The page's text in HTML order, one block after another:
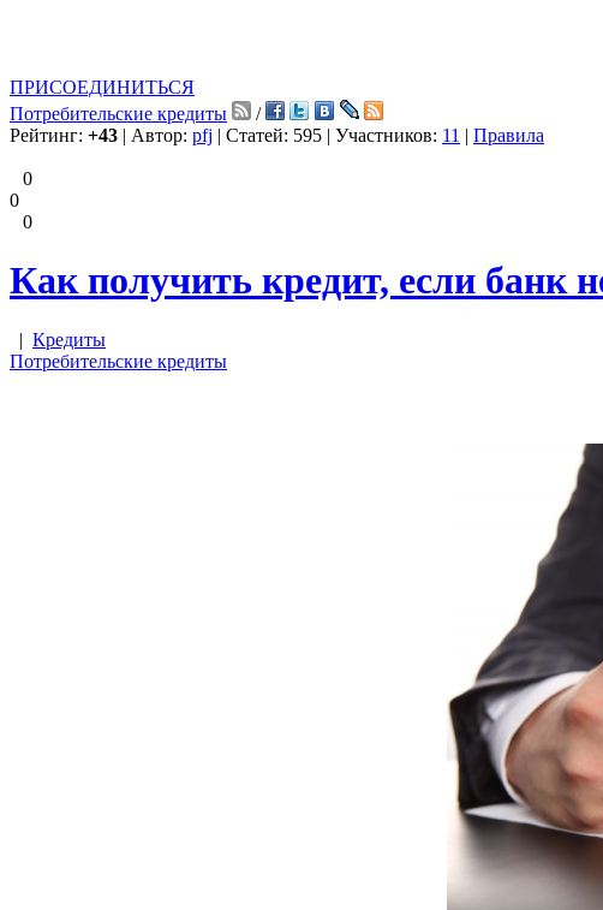
ПРИСОЕДИНИТЬСЯ
Потребительские кредиты
/
Рейтинг: +43 | Автор: pfj | Статей: 595 | Участников: 11 | Правила
0
0
0
Как получить кредит, если банк
| Кредиты
Потребительские кредиты